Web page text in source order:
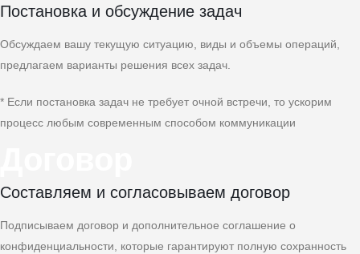
Постановка и обсуждение задач
Обсуждаем вашу текущую ситуацию, виды и объемы операций,
предлагаем варианты решения всех задач.
* Если постановка задач не требует очной встречи, то ускорим
процесс любым современным способом коммуникации
Составляем и согласовываем договор
Подписываем договор и дополнительное соглашение о
конфиденциальности, которые гарантируют полную сохранность